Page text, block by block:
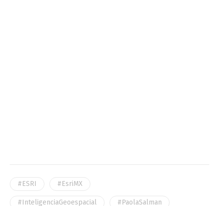
#ESRI #EsriMX
#InteligenciaGeoespacial #PaolaSalman